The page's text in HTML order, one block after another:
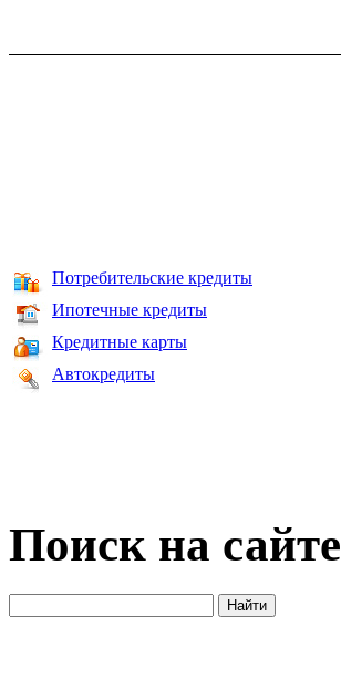
Потребительские кредиты
Ипотечные кредиты
Кредитные карты
Автокредиты
Поиск на сайте